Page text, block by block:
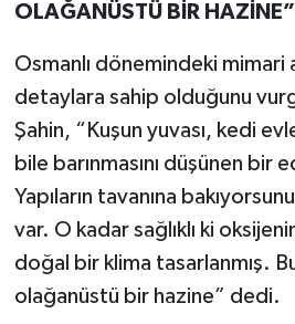
OLAĞANÜSTÜ BİR HAZİNE”
Osmanlı dönemindeki mimari
detaylara sahip olduğunu
Şahin, “Kuşun yuvası, kedi
bile barınmasını düşünen
Yapıların tavanına
var. O kadar sağlıklı ki
doğal bir klima tasarlanmış.
olağanüstü bir hazine” dedi.